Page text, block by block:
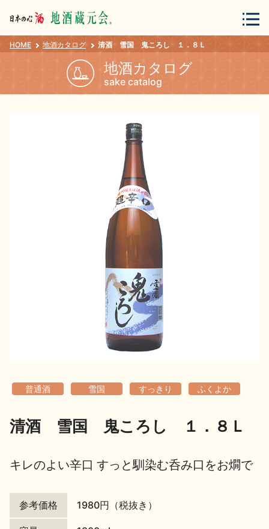
会員登録 ログイン
地酒カタログ
地酒解体新書
歳時記 地酒蔵元会検定
HOME 地酒カタログ 清酒 雪国 鬼ころし １．８Ｌ
地酒カタログ
sake catalog
普通酒 雪国 すっきり ふくよか
清酒 雪国 鬼ころし １．８Ｌ
キレのよい辛口 すっと馴染む呑み口をお燗で
参考価格 1980円（税抜き）